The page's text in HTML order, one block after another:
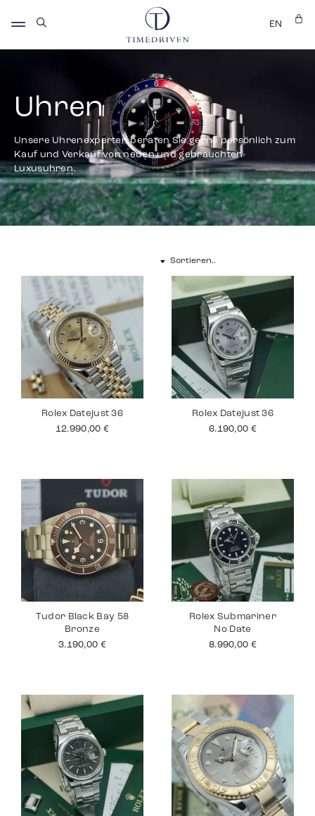
EN
Uhren
Unsere Uhrenexperten beraten Sie gerne persönlich zum
Kauf und Verkauf von neuen und gebrauchten
Luxusuhren.
Rolex Datejust 36
12.990,00 €
Rolex Datejust 36
6.190,00 €
Tudor Black Bay 58
Bronze
3.190,00 €
Rolex Submariner
No Date
8.990,00 €